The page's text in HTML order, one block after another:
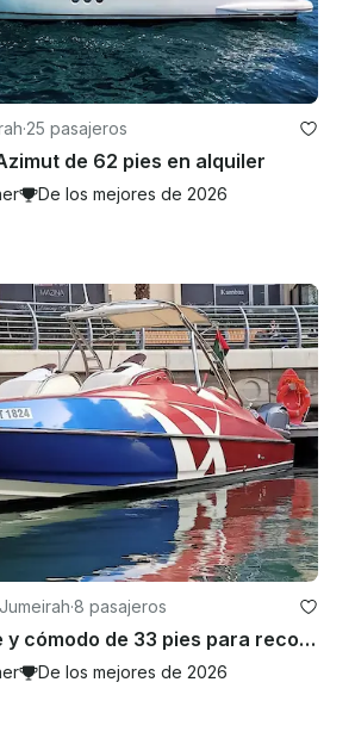
·25 pasajeros
de 62 pies en alquiler
De los mejores de 2026
·8 pasajeros
Barco elegante y cómodo de 33 pies para recorridos por Dubái
De los mejores de 2026